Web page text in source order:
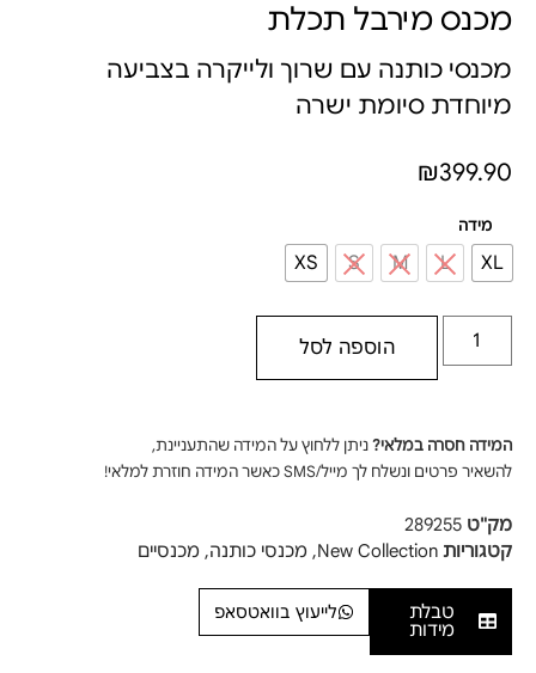
מכנס מירבל תכלת
מכנסי כותנה עם שרוך ולייקרה בצביעה
מיוחדת סיומת ישרה
₪399.90
מידה
XL
L
M
S
XS
הוספה לסל
המידה חסרה במלאי?ניתן ללחוץ על המידה שהתעניינת,
להשאיר פרטים ונשלח לך מייל/SMS כאשר המידה חוזרת למלאי!
מק"ט 289255
קטגוריות New Collection
, מכנסי כותנה, מכנסיים
טבלת
מידות
לייעוץ בוואטסאפ